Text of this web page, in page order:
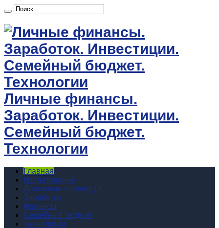
Личные финансы.
Заработок. Инвестиции.
Семейный бюджет.
Технологии
Главная
Кредитование
Денежные переводы
Заработок
Финансы
Семейный бюджет
Технологии